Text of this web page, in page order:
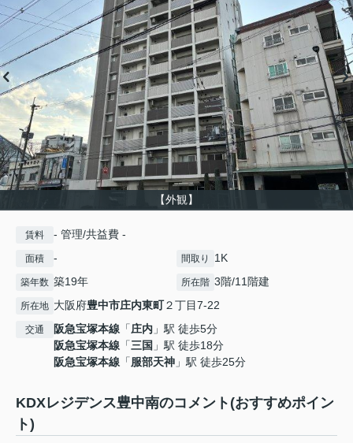
【外観】
賃料 - 管理/共益費 -
面積 - 間取り 1K
築年数 築19年 所在階 3階/11階建
所在地 大阪府豊中市庄内東町２丁目7-22
交通 阪急宝塚本線 「庄内 」駅 徒歩5分
阪急宝塚本線 「三国 」駅 徒歩18分
阪急宝塚本線 「服部天神 」駅 徒歩25分
KDXレジデンス豊中南のコメント(おすすめポイン
ト)